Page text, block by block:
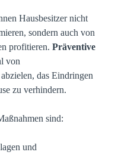
Hausbesitzer nicht
sondern auch von
profitieren. Präventive
von
das Eindringen
zu verhindern.
sind:
und